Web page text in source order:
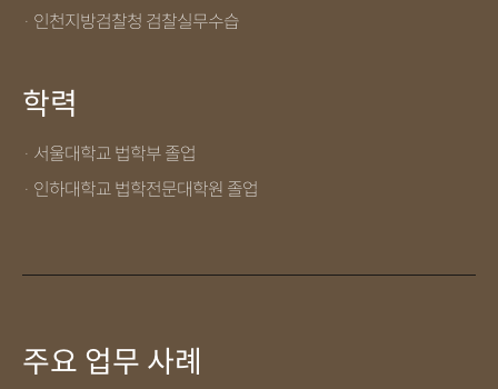
· 인천지방검찰청 검찰실무수습
학력
· 서울대학교 법학부 졸업
· 인하대학교 법학전문대학원 졸업
주요 업무 사례